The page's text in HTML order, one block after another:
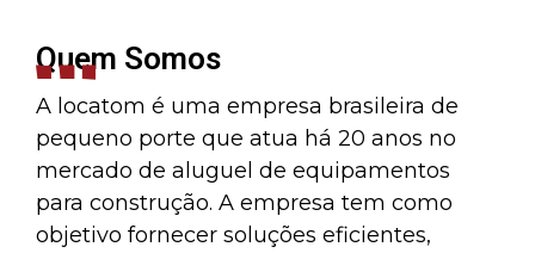
Quem Somos
A locatom é uma empresa brasileira de
pequeno porte que atua há 20 anos no
mercado de aluguel de equipamentos
para construção. A empresa tem como
objetivo fornecer soluções eficientes,